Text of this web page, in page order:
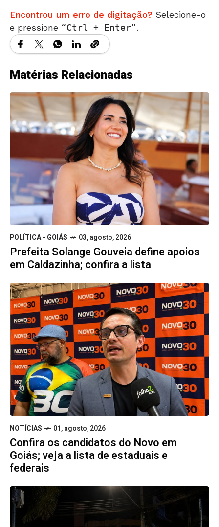
Encontrou um erro de digitação? Selecione-o
e pressione
Ctrl + Enter .
Matérias Relacionadas
POLÍTICA - GOIÁS 03, agosto, 2026
Prefeita Solange Gouveia define apoios
em Caldazinha; confira a lista
NOTÍCIAS 01, agosto, 2026
Confira os candidatos do Novo em
Goiás; veja a lista de estaduais e
federais